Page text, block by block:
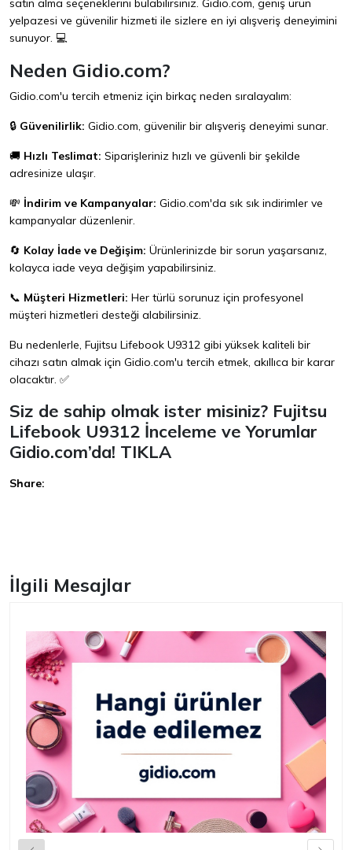
satın alma seçeneklerini bulabilirsiniz. Gidio.com, geniş ürün
yelpazesi ve güvenilir hizmeti ile sizlere en iyi alışveriş deneyimini
sunuyor. 💻
Neden Gidio.com?
Gidio.com'u tercih etmeniz için birkaç neden sıralayalım:
🔒 Güvenilirlik: Gidio.com, güvenilir bir alışveriş deneyimi sunar.
🚚 Hızlı Teslimat: Siparişleriniz hızlı ve güvenli bir şekilde
adresinize ulaşır.
💸 İndirim ve Kampanyalar: Gidio.com'da sık sık indirimler ve
kampanyalar düzenlenir.
🔄 Kolay İade ve Değişim: Ürünlerinizde bir sorun yaşarsanız,
kolayca iade veya değişim yapabilirsiniz.
📞 Müşteri Hizmetleri: Her türlü sorunuz için profesyonel
müşteri hizmetleri desteği alabilirsiniz.
Bu nedenlerle, Fujitsu Lifebook U9312 gibi yüksek kaliteli bir
cihazı satın almak için Gidio.com'u tercih etmek, akıllıca bir karar
olacaktır. ✅
Siz de sahip olmak ister misiniz? Fujitsu
Lifebook U9312 İnceleme ve Yorumlar
Gidio.com’da! TIKLA
Share:
İlgili Mesajlar